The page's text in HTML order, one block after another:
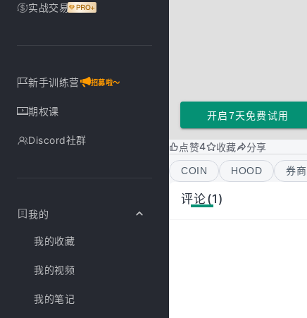
实战交易
新手训练营 招募啦～
期权课
Discord社群
我的
我的收藏
我的视频
我的笔记
开启7天免费试用
点赞4 收藏 分享
COIN HOOD 券商
评论(1)